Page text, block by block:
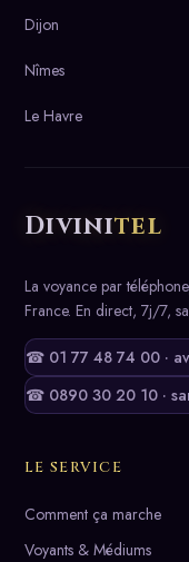
Dijon
Nîmes
Le Havre
Divinitel
La voyance par
France. En direct, 7j/7,
☎ 01 77 48 74 00 ·
☎ 0890 30 20 10 ·
LE SERVICE
Comment ça marche
Voyants & Médiums